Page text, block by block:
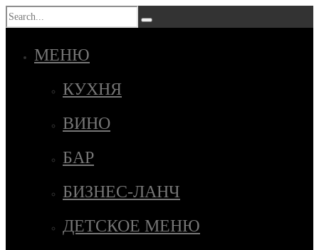
МЕНЮ
КУХНЯ
ВИНО
БАР
БИЗНЕС-ЛАНЧ
ДЕТСКОЕ МЕНЮ